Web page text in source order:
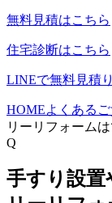
無料見積はこちら
住宅診断はこちら
LINEで無料見積
HOMEよくある
リーリフォーム
Q
手すり設置